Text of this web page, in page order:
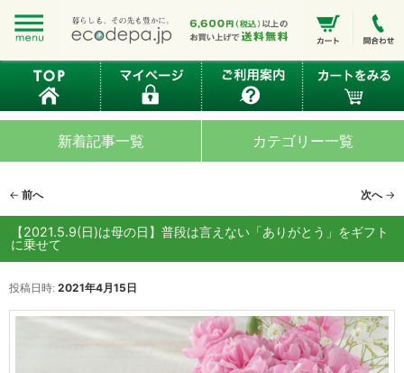
新着記事一覧 カテゴリー一覧
投
ナ
ビ
ゲ
ー
ョ
← 前へ 次へ →
【2021.5.9(日)は母の日】普段は言えない「ありがとう」をギフト
に乗せて
投稿日時: 2021年4月15日